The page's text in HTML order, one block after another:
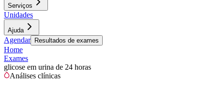
Serviços
Unidades
Ajuda
Agendar Resultados de exames
Home
Exames
glicose em urina de 24 horas
Análises clínicas